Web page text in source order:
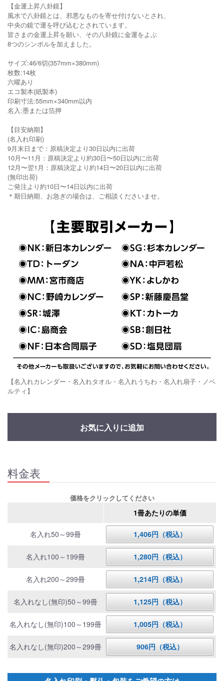
【金運上昇八卦鏡】
風水で八卦鏡とは、邪悪なものを寄せ付けないとされ、
中央の鏡で運を呼び込むとされています。
皆さまの金運上昇を願い、その八卦鏡に金運をよぶ
8つのシンボルを加えました。
サイズ:46/6切(357mm×380mm)
枚数:14枚
六曜あり
エコ製本(紙製本)
印刷寸法:55mm×340mm以内
名入:墨または箔押
【目安納期】
(名入れ印刷)
9月末日まで：原稿決定より30日以内に出荷
10月〜11月：原稿決定より約30日〜50日以内に出荷
12月〜翌1月：原稿決定より約14日〜20日以内に出荷
(無印出荷)
ご発注より約10日〜14日以内に出荷
＊期日納期、お急ぎの場合は、ご相談くださいませ。
【名入れカレンダー・名入れタオル・名入れうちわ・名入れ扇子・ノベ
ルティ】
お気に入りに追加
料金表
価格をクリックしてください
1冊あたりの単価
名入れ50～99冊 1,406円（税込）
名入れ100～199冊 1,280円（税込）
名入れ200～299冊 1,214円（税込）
名入れなし(無印)50～99冊 1,125円（税込）
名入れなし(無印)100～199冊 1,005円（税込）
名入れなし(無印)200～299冊 906円（税込）